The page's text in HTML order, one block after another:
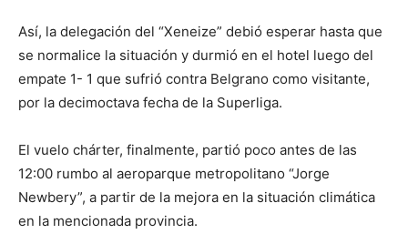
Así, la delegación del “Xeneize” debió esperar hasta que
se normalice la situación y durmió en el hotel luego del
empate 1- 1 que sufrió contra Belgrano como visitante,
por la decimoctava fecha de la Superliga.
El vuelo chárter, finalmente, partió poco antes de las
12:00 rumbo al aeroparque metropolitano “Jorge
Newbery”, a partir de la mejora en la situación climática
en la mencionada provincia.